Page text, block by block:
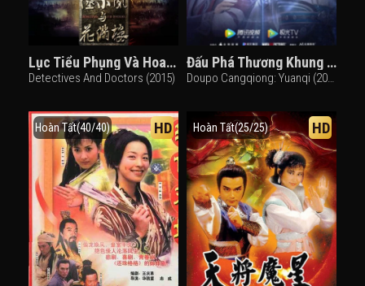
Lục Tiểu Phụng Và Hoa Mãn Lâu
Detectives And Doctors (2015)
Đấu Phá Thương Khung OVA 4: Duyên Khởi
Doupo Cangqiong: Yuanqi (2022)
Hoàn Tất(40/40) HD Hoàn Tất(25/25) HD